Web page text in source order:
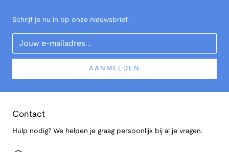
Schrijf je nu in op onze nieuwsbrief.
Your Email
AANMELDEN
Contact
Hulp nodig? We helpen je graag persoonlijk bij al je vragen.